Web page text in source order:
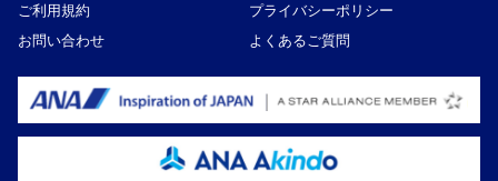
ご利用規約
プライバシーポリシー
お問い合わせ
よくあるご質問